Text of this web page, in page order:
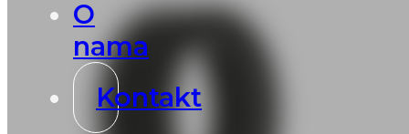
O
nama
Kontakt